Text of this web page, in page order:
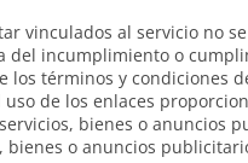
al servicio no
del incumplimiento o
términos y condiciones
de los enlaces
bienes o anuncios
o anuncios